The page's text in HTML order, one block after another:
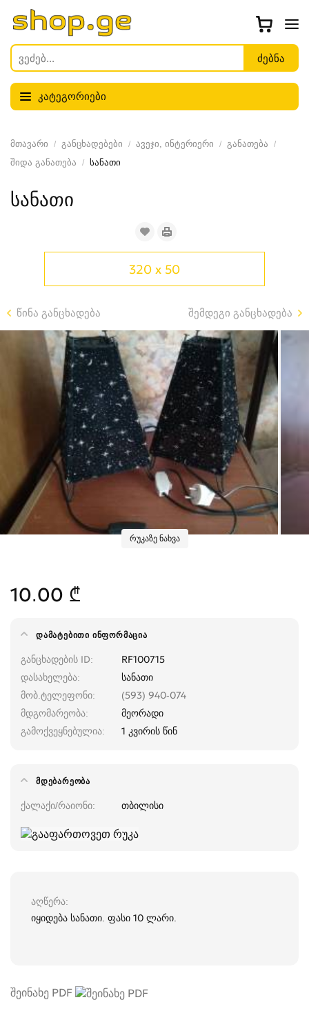
კატეგორიები
მთავარი განცხადებები ავეჯი, ინტერიერი
განათება
შიდა განათება
სანათი
სანათი
320 x 50
წინა განცხადება შემდეგი განცხადება
რუკაზე ნახვა
10.00 ₾
ᲓᲐᲛᲐᲢᲔᲑᲘᲗᲘ ᲘᲜᲤᲝᲠᲛᲐᲪᲘᲐ
განცხადების ID
RF100715
დასახელება
სანათი
მობ.ტელეფონი
(593) 940-074
მდგომარეობა
მეორადი
გამოქვეყნებულია
1 კვირის წინ
ᲛᲓᲔᲑᲐᲠᲔᲝᲑᲐ
ქალაქი/რაიონი თბილისი
აღწერა
იყიდება სანათი. ფასი 10 ლარი.
შეინახე PDF